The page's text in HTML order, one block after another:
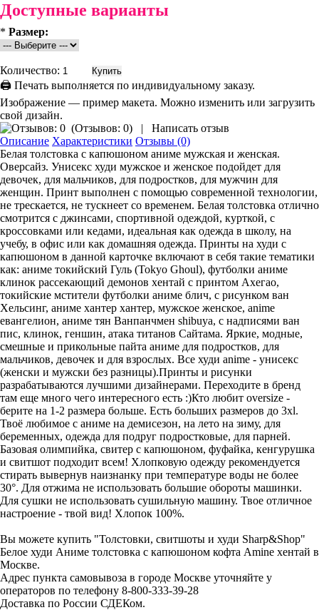
Доступные варианты
* Размер:
Количество:
🖨 Печать выполняется по индивидуальному заказу.
Изображение — пример макета. Можно изменить или загрузить
свой дизайн.
(Отзывов: 0) |
Написать отзыв
Описание Характеристики Отзывы (0)
Белая толстовка с капюшоном аниме мужская и женская.
Оверсайз. Унисекс худи мужское и женское подойдет для
девочек, для мальчиков, для подростков, для мужчин для
женщин. Принт выполнен с помощью современной технологии,
не трескается, не тускнеет со временем. Белая толстовка отлично
смотрится с джинсами, спортивной одеждой, курткой, с
кроссовками или кедами, идеальная как одежда в школу, на
учебу, в офис или как домашняя одежда. Принты на худи с
капюшоном в данной карточке включают в себя такие тематики
как: аниме токийский Гуль (Tokyo Ghoul), футболки аниме
клинок рассекающий демонов хентай с принтом Ахегао,
токийские мстители футболки аниме блич, с рисунком ван
Хельсинг, аниме хантер хантер, мужское женское, anime
евангелион, аниме тян Ванпанчмен shibuya, с надписями ван
пис, клинок, геншин, атака титанов Сайтама. Яркие, модные,
смешные и прикольные пайта аниме для подростков, для
мальчиков, девочек и для взрослых. Все худи anime - унисекс
(женски и мужски без разницы).Принты и рисунки
разрабатываются лучшими дизайнерами. Переходите в бренд
там еще много чего интересного есть :)Кто любит oversize -
берите на 1-2 размера больше. Есть больших размеров до 3xl.
Твоё любимое с аниме на демисезон, на лето на зиму, для
беременных, одежда для подруг подростковые, для парней.
Базовая олимпийка, свитер с капюшоном, фуфайка, кенгурушка
и свитшот подходит всем! Хлопковую одежду рекомендуется
стирать вывернув наизнанку при температуре воды не более
30°. Для отжима не использовать большие обороты машинки.
Для сушки не использовать сушильную машину. Твое отличное
настроение - твой вид! Хлопок 100%.
Вы можете купить "Толстовки, свитшоты и худи Sharp&Shop"
Белое худи Аниме толстовка с капюшоном кофта Amine хентай в
Москве.
Адрес пункта самовывоза в городе Москве уточняйте у
операторов по телефону 8-800-333-39-28
Доставка по России СДЕКом.